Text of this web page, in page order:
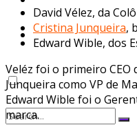
Ofertas
David Vélez, da
Cristina Junqueira,
Edward Wible, dos
Veléz foi o primeiro CEO
Junqueira como VP de
Edward Wible foi o
marca.